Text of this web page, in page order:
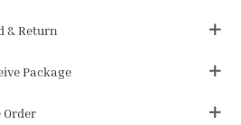
& Return
Package
Order